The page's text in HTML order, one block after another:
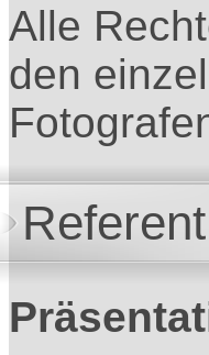
Alle
den